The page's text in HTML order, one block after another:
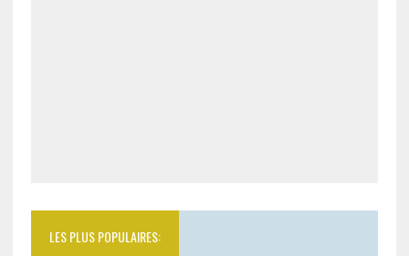
LES PLUS POPULAIRES: